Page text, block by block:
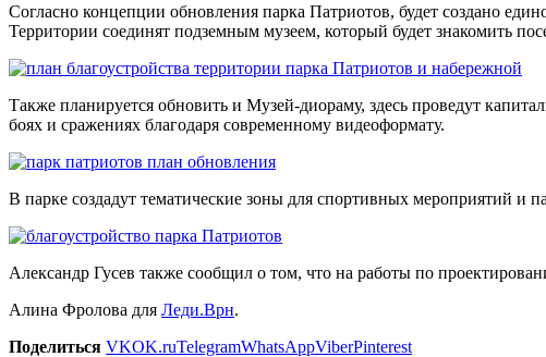
Согласно концепции обновления парка Патриотов, будет создано
Территории соединят подземным музеем, который будет знакомить
Также планируется обновить и Музей-диораму, здесь проведут
боях и сражениях благодаря современному видеоформату.
В парке создадут тематические зоны для спортивных мероприятий и
Александр Гусев также сообщил о том, что на работы по
Алина Фролова для Леди.Врн.
Поделиться VKOK.ruTelegramWhatsAppViberPinterest